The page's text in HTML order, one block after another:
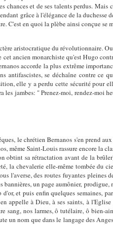
et de ses talents perdus. Mais
grâce à l'élégance de la duchesse
C'est en quoi la plèbe ainsi conçue
aristocratique du révolutionnaire.
ancien monarchiste qu'est Hugo
accorde la plus extrême
antifascistes, se déchaîne contre ce
elle y a perdu cette sécurité pour
jambes: " Prenez-moi, rendez-moi
le chrétien Bernanos s'en prend
même Saint-Louis rassure encore la
obtint sa rétractation avant de la
la chevalerie elle-même tombée du
l'averse, des routes fuyantes pleines
un page aumônier,
et puis enfin quelques semaines,
appelle à Dieu, à ses saints, à
nos larmes, ô tutélaire, ô bien-
nom que dans le langage des